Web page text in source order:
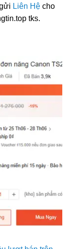
Liên Hệcho
tks.